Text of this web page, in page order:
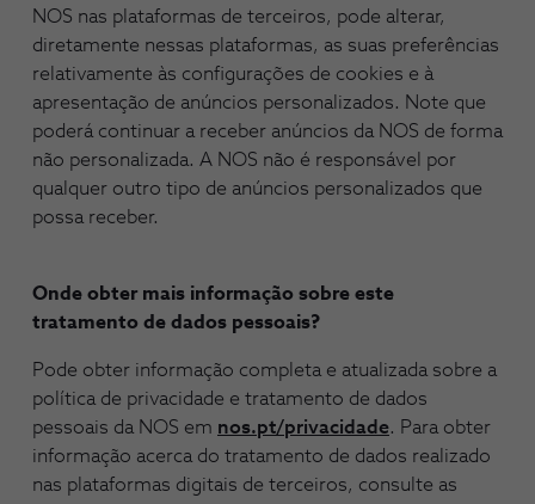
NOS nas plataformas de terceiros, pode alterar,
diretamente nessas plataformas, as suas preferências
relativamente às configurações de cookies e à
apresentação de anúncios personalizados. Note que
poderá continuar a receber anúncios da NOS de forma
não personalizada. A NOS não é responsável por
qualquer outro tipo de anúncios personalizados que
possa receber.
Onde obter mais informação sobre este
tratamento de dados pessoais?
Pode obter informação completa e atualizada sobre a
política de privacidade e tratamento de dados
pessoais da NOS em nos.pt/privacidade. Para obter
informação acerca do tratamento de dados realizado
nas plataformas digitais de terceiros, consulte as